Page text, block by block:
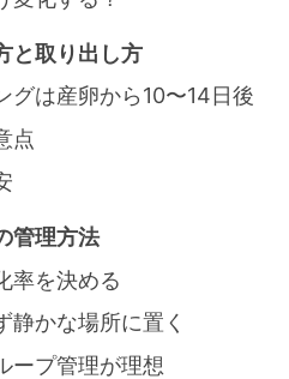
と取り出し方
グは産卵から10〜14日後
点
管理方法
率を決める
静かな場所に置く
ープ管理が理想